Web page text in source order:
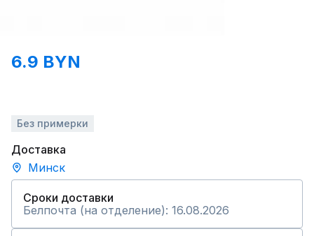
6.9 BYN
Без примерки
Доставка
Минск
Сроки доставки
Белпочта (на отделение): 16.08.2026